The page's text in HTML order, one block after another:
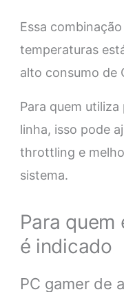
Essa
temperaturas
alto consumo de
Para quem
linha, isso pode
throttling e
sistema.
Para
é indicado
PC gamer de